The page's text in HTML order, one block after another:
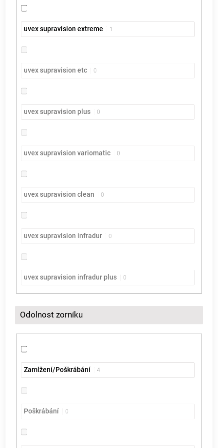
uvex supravision extreme 1
uvex supravision etc 0
uvex supravision plus 0
uvex supravision variomatic 0
uvex supravision clean 0
uvex supravision infradur 0
uvex supravision infradur plus 0
Odolnost zorníku
Zamlžení/Poškrábání 4
Poškrábání 0